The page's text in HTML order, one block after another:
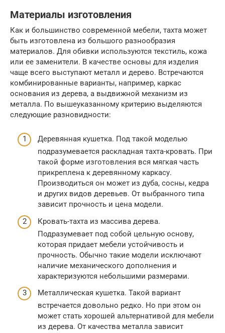
Материалы изготовления
Как и большинство современной мебели, тахта может
быть изготовлена из большого разнообразия
материалов. Для обивки используются текстиль, кожа
или ее заменители. В качестве основы для изделия
чаще всего выступают металл и дерево. Встречаются
комбинированные варианты, например, каркас
основания из дерева, а выдвижной механизм из
металла. По вышеуказанному критерию выделяются
следующие разновидности:
Деревянная кушетка. Под такой моделью
подразумевается раскладная тахта-кровать. При
такой форме изготовления вся мягкая часть
прикреплена к деревянному каркасу.
Производиться он может из дуба, сосны, кедра
и других видов деревьев. От выбранного типа
зависит прочность и цена модели.
Кровать-тахта из массива дерева.
Подразумевает под собой цельную основу,
которая придает мебели устойчивость и
прочность. Обычно такие модели исключают
наличие механического дополнения и
характеризуются небольшими размерами.
Металлическая кушетка. Такой вариант
встречается довольно редко. Но при этом он
может стать хорошей альтернативой для мебели
из дерева. От качества металла зависит